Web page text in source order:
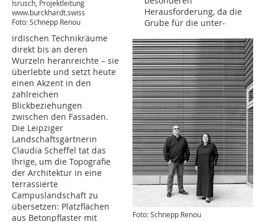
Isrusch, Projektleitung
www.burckhardt.swiss
Foto: Schnepp Renou
Foto: Schnepp Renou
Herausforderung, da die
Grube für die unter­
irdischen Technikräume
direkt bis an deren
Wurzeln heranreichte – sie
überlebte und setzt heute
einen Akzent in den
zahlreichen
Blickbeziehungen
zwischen den Fassaden.
Die Leipziger
Landschaftsgärtnerin
Claudia Scheffel tat das
Ihrige, um die Topografie
der Architektur in eine
terrassierte
Campuslandschaft zu
übersetzen: Platzflächen
aus Betonpflaster mit